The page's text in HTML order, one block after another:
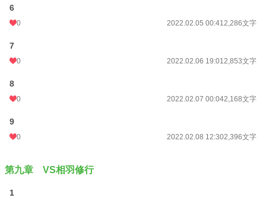
6
0 2022.02.05 00:412,286文字
7
0 2022.02.06 19:012,853文字
8
0 2022.02.07 00:042,168文字
9
0 2022.02.08 12:302,396文字
第九章 VS相羽修行
1